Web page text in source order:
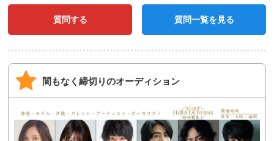
質問する 質問一覧を見る
間もなく締切りのオーディション